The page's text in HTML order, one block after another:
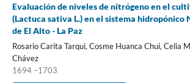
Evaluación de niveles de nitrógeno en el
(Lactuca sativa L.) en el sistema hidropónico
de El Alto - La Paz
Rosario Carita Tarqui, Cosme Huanca Chui, Celia
Chávez
1694 –1703